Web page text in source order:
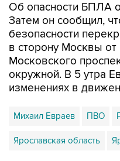
Об опасности БПЛА
Затем он сообщил,
безопасности
в сторону Москвы от
Московского
окружной. В 5 утра
изменениях в
Михаил Евраев ПВО
Ярославская область